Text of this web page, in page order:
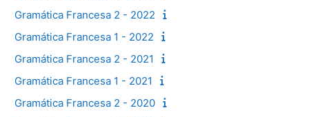
Gramática Francesa 2 - 2022
Gramática Francesa 1 - 2022
Gramática Francesa 2 - 2021
Gramática Francesa 1 - 2021
Gramática Francesa 2 - 2020